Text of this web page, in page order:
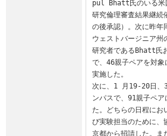
pul Bhatt氏のいる米
研究倫理審査結果継続
の後承認）。次に昨年
ウェストバージニア州
研究者であるBhatt氏
で、46親子ペアを対
実施した。
次に、1 月19-20日、
ンパスで、91親子ペ
た。どちらの日程にお
び実験担当のために、
京都から招請した。ま